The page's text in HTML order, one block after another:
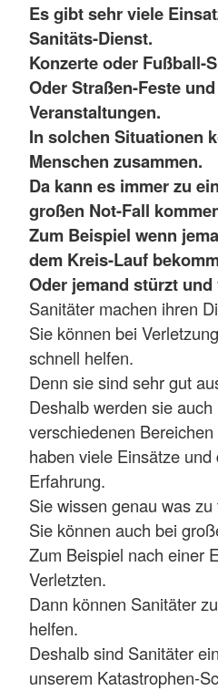
Es gibt sehr viele
Sanitäts-Dienst.
Konzerte oder Fußball-
Oder Straßen-Feste
Veranstaltungen.
In solchen Situationen
Menschen zusammen.
Da kann es immer zu
großen Not-Fall
Zum Beispiel wenn
dem Kreis-Lauf
Oder jemand stürzt
Sanitäter machen ihren
Sie können bei
schnell helfen.
Denn sie sind sehr gut
Deshalb werden sie auch
verschiedenen
haben viele Einsätze
Erfahrung.
Sie wissen genau was zu
Sie können auch bei
Zum Beispiel nach einer
Verletzten.
Dann können Sanitäter
helfen.
Deshalb sind Sanitäter
unserem Katastrophen-